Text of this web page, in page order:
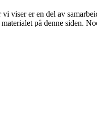
viser er en del av
på denne siden.